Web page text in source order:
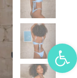
פתח סרגל נגישות